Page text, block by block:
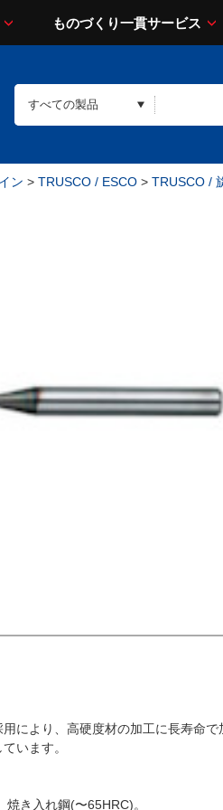
ものづくり一貫サービス
ン > TRUSCO / ESCO > TRUSCO /
により、高硬度材の加工に長寿命で
います。
焼き入れ鋼(〜65HRC)。